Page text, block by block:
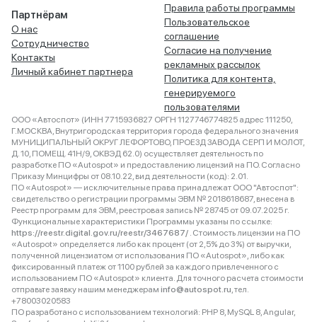
Партнёрам
О нас
Сотрудничество
Контакты
Личный кабинет партнера
Правила работы программы
Пользовательское
соглашение
Согласие на получение
рекламных рассылок
Политика для контента,
генерируемого
пользователями
ООО «Автоспот» (ИНН 7715936827 ОРГН 1127746774825 адрес 111250,
Г.МОСКВА, Внутригородская территория города федерального значения
МУНИЦИПАЛЬНЫЙ ОКРУГ ЛЕФОРТОВО, ПРОЕЗД ЗАВОДА СЕРП И МОЛОТ,
Д. 10, ПОМЕЩ. 41Н/9, ОКВЭД 62.0) осуществляет деятельность по
разработке ПО «Autospot» и предоставлению лицензий на ПО. Согласно
Приказу Минцифры от 08.10.22, вид деятельности (код): 2.01.
ПО «Autospot» — исключительные права принадлежат ООО "Автоспот":
свидетельство о регистрации программы ЭВМ № 2018618687, внесена в
Реестр программ для ЭВМ, реестровая запись № 28745 от 09.07.2025 г.
Функциональные характеристики Программы указаны по ссылке:
https://reestr.digital.gov.ru/reestr/3467687/ . Стоимость лицензии на ПО
«Autospot» определяется либо как процент (от 2,5% до 3%) от выручки,
полученной лицензиатом от использования ПО «Autospot», либо как
фиксированный платеж от 1100 рублей за каждого привлеченного с
использованием ПО «Autospot» клиента. Для точного расчета стоимости
отправьте заявку нашим менеджерам info@autospot.ru, тел.
+78003020583
ПО разработано с использованием технологий: PHP 8, MySQL 8, Angular,